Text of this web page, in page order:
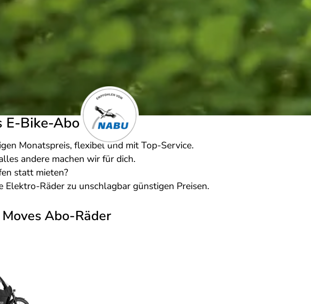
E-Bike-Abo
Monatspreis, flexibel und mit Top-Service.
andere machen wir für dich.
statt mieten?
Räder zu unschlagbar günstigen Preisen.
Abo-Räder